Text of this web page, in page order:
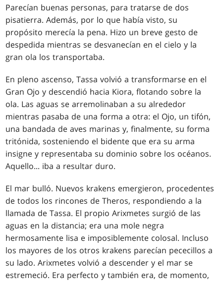
Parecían buenas personas, para tratarse de dos
pisatierra. Además, por lo que había visto, su
propósito merecía la pena. Hizo un breve gesto de
despedida mientras se desvanecían en el cielo y la
gran ola los transportaba.
En pleno ascenso, Tassa volvió a transformarse en el
Gran Ojo y descendió hacia Kiora, flotando sobre la
ola. Las aguas se arremolinaban a su alrededor
mientras pasaba de una forma a otra: el Ojo, un tifón,
una bandada de aves marinas y, finalmente, su forma
tritónida, sosteniendo el bidente que era su arma
insigne y representaba su dominio sobre los océanos.
Aquello... iba a resultar duro.
El mar bulló. Nuevos krakens emergieron, procedentes
de todos los rincones de Theros, respondiendo a la
llamada de Tassa. El propio Arixmetes surgió de las
aguas en la distancia; era una mole negra
hermosamente lisa e imposiblemente colosal. Incluso
los mayores de los otros krakens parecían pececillos a
su lado. Arixmetes volvió a descender y el mar se
estremeció. Era perfecto y también era, de momento,